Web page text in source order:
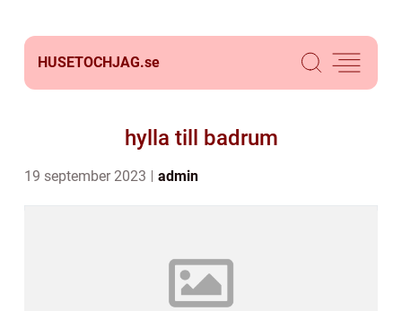
HUSETOCHJAG.se
hylla till badrum
19 september 2023 admin